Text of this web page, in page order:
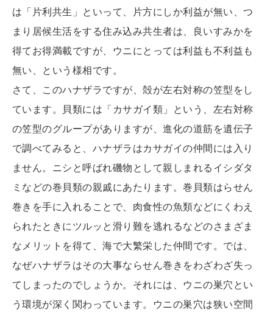
は「片利共生」といって、片方にしか利益が無い、つ
まり居候生活をする住み込み共生者は、良いすみかを
得てお得満載ですが、ウニにとっては利益も不利益も
無い、という様相です。
さて、このハナザラですが、殻が左右対称の笠型をし
ています。貝類には「カサガイ類」という、左右対称
の笠型のグループがありますが、進化の道筋を遺伝子
で調べてみると、ハナザラはカサガイの仲間には入り
ません。ニシと呼ばれ磯物として親しまれるイシダタ
ミなどの巻貝類の親戚にあたります。巻貝類はらせん
巻きを手に入れることで、肉食性の魚類などにくわえ
られたときにツルッと滑り難を逃れるなどのさまざま
なメリットを得て、海で大繁栄した仲間です。では、
なぜハナザラはその大事ならせん巻きをわざわざ失っ
てしまったのでしょうか。それには、ウニの巣穴とい
う環境が深く関わっています。ウニの巣穴は狭い空間